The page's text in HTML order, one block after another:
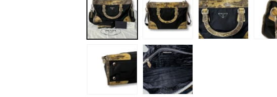
ル
で
デ